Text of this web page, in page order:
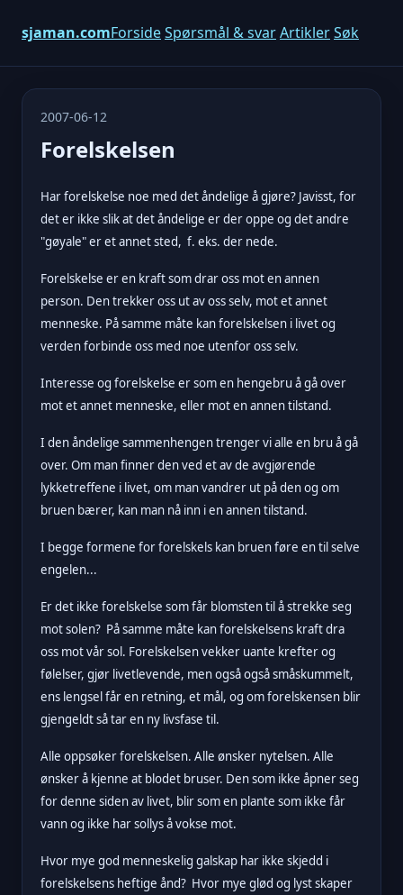
sjaman.comForsideSpørsmål & svarArtiklerSøk
2007-06-12
Forelskelsen
Har forelskelse noe med det åndelige å gjøre? Javisst, for
det er ikke slik at det åndelige er der oppe og det andre
"gøyale" er et annet sted, f. eks. der nede.
Forelskelse er en kraft som drar oss mot en annen
person. Den trekker oss ut av oss selv, mot et annet
menneske. På samme måte kan forelskelsen i livet og
verden forbinde oss med noe utenfor oss selv.
Interesse og forelskelse er som en hengebru å gå over
mot et annet menneske, eller mot en annen tilstand.
I den åndelige sammenhengen trenger vi alle en bru å gå
over. Om man finner den ved et av de avgjørende
lykketreffene i livet, om man vandrer ut på den og om
bruen bærer, kan man nå inn i en annen tilstand.
I begge formene for forelskels kan bruen føre en til selve
engelen...
Er det ikke forelskelse som får blomsten til å strekke seg
mot solen? På samme måte kan forelskelsens kraft dra
oss mot vår sol. Forelskelsen vekker uante krefter og
følelser, gjør livetlevende, men også også småskummelt,
ens lengsel får en retning, et mål, og om forelskensen blir
gjengeldt så tar en ny livsfase til.
Alle oppsøker forelskelsen. Alle ønsker nytelsen. Alle
ønsker å kjenne at blodet bruser. Den som ikke åpner seg
for denne siden av livet, blir som en plante som ikke får
vann og ikke har sollys å vokse mot.
Hvor mye god menneskelig galskap har ikke skjedd i
forelskelsens heftige ånd? Hvor mye glød og lyst skaper